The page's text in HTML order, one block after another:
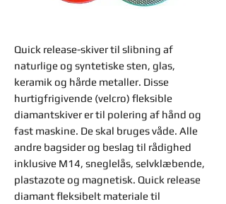
Quick release-skiver til slibning af
naturlige og syntetiske sten, glas,
keramik og hårde metaller. Disse
hurtigfrigivende (velcro) fleksible
diamantskiver er til polering af hånd og
fast maskine. De skal bruges våde. Alle
andre bagsider og beslag til rådighed
inklusive M14, sneglelås, selvklæbende,
plastazote og magnetisk. Quick release
diamant fleksibelt materiale til